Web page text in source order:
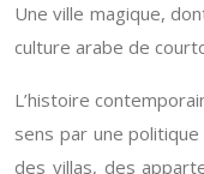
Une ville magique,
culture arabe de
L’histoire
sens par une
des villas, des